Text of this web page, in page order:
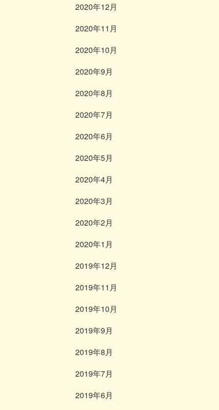
2020年12月
2020年11月
2020年10月
2020年9月
2020年8月
2020年7月
2020年6月
2020年5月
2020年4月
2020年3月
2020年2月
2020年1月
2019年12月
2019年11月
2019年10月
2019年9月
2019年8月
2019年7月
2019年6月